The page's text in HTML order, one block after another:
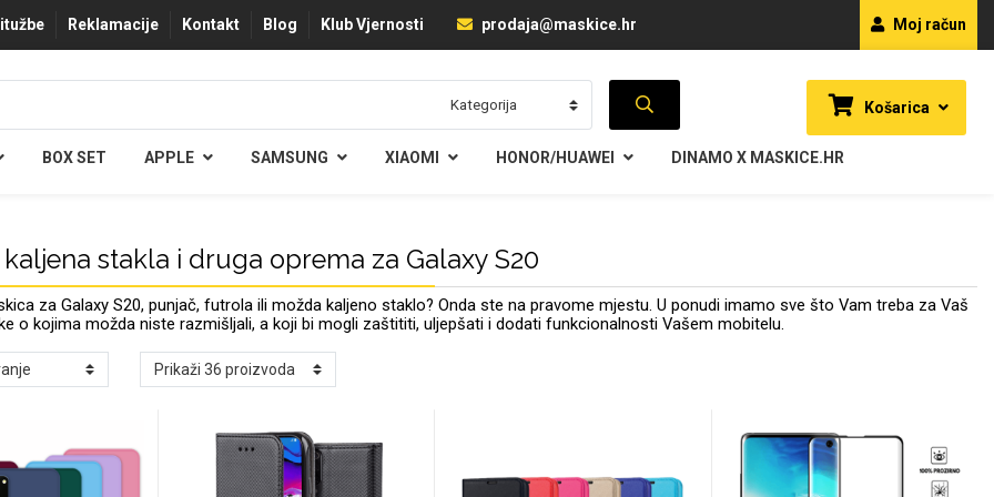
Reklamacije Kontakt Blog Klub Vjernosti prodaja@maskice.hr Moj račun
Košarica
BOX SET APPLE SAMSUNG XIAOMI HONOR/HUAWEI DINAMO X MASKICE.HR
stakla i druga oprema za Galaxy S20
za Galaxy S20, punjač, futrola ili možda kaljeno staklo? Onda ste na pravome mjestu. U ponudi imamo sve što Vam treba za Vaš
o kojima možda niste razmišljali, a koji bi mogli zaštititi, uljepšati i dodati funkcionalnosti Vašem mobitelu.